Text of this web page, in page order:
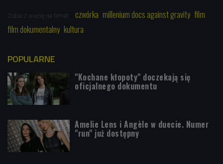
Zobacz więcej na temat: czwórka millenium docs against gravity film
film dokumentalny kultura
POPULARNE
"Kochane kłopoty" doczekają się
oficjalnego dokumentu
Amelie Lens i Angèle w duecie. Numer
"run" już dostępny